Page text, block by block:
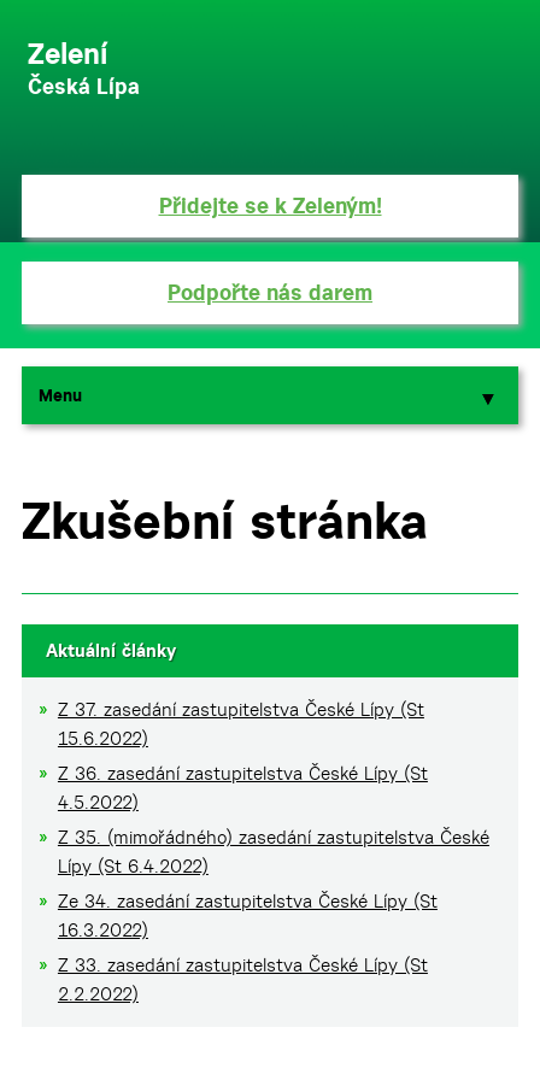
Zelení
Česká Lípa
Přidejte se k Zeleným!
Podpořte nás darem
Menu ▼
▼
Zkušební stránka
Aktuální články
Z 37. zasedání zastupitelstva České Lípy (St
15.6.2022)
Z 36. zasedání zastupitelstva České Lípy (St
4.5.2022)
Z 35. (mimořádného) zasedání zastupitelstva České
Lípy (St 6.4.2022)
Ze 34. zasedání zastupitelstva České Lípy (St
16.3.2022)
Z 33. zasedání zastupitelstva České Lípy (St
2.2.2022)